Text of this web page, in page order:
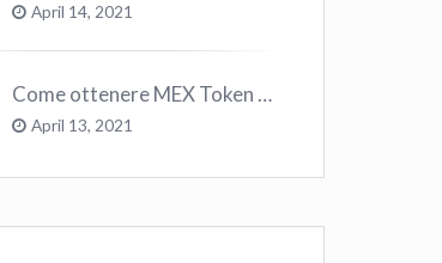
April 14, 2021
Come ottenere MEX Token GRATIS su Elrond ?
April 13, 2021